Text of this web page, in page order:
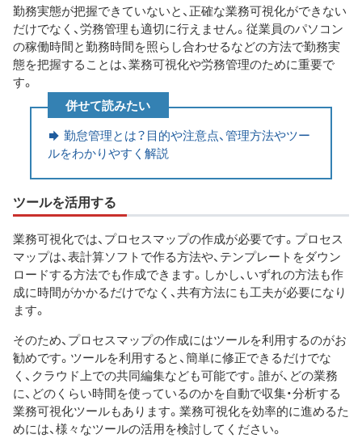
勤務実態が把握できていないと、正確な業務可視化ができない
だけでなく、労務管理も適切に行えません。従業員のパソコン
の稼働時間と勤務時間を照らし合わせるなどの方法で勤務実
態を把握することは、業務可視化や労務管理のために重要で
す。
併せて読みたい
勤怠管理とは？目的や注意点、管理方法やツー
ルをわかりやすく解説
ツールを活用する
業務可視化では、プロセスマップの作成が必要です。プロセス
マップは、表計算ソフトで作る方法や、テンプレートをダウン
ロードする方法でも作成できます。しかし、いずれの方法も作
成に時間がかかるだけでなく、共有方法にも工夫が必要になり
ます。
そのため、プロセスマップの作成にはツールを利用するのがお
勧めです。ツールを利用すると、簡単に修正できるだけでな
く、クラウド上での共同編集なども可能です。誰が、どの業務
に、どのくらい時間を使っているのかを自動で収集・分析する
業務可視化ツールもあります。業務可視化を効率的に進めるた
めには、様々なツールの活用を検討してください。